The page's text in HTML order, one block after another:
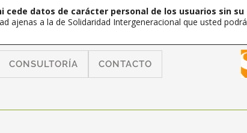
CONSULTORÍA CONTACTO
datos de carácter personal de los usuarios sin su
ajenas a la de Solidaridad Intergeneracional que usted podrá